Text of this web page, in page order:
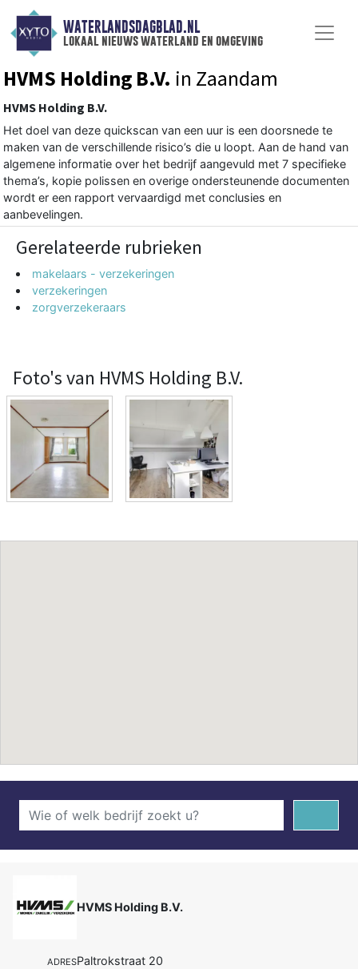
WATERLANDSDAGBLAD.NL
lokaal nieuws waterland en omgeving
HVMS Holding B.V. in Zaandam
HVMS Holding B.V.
Het doel van deze quickscan van een uur is een doorsnede te
maken van de verschillende risico’s die u loopt. Aan de hand van
algemene informatie over het bedrijf aangevuld met 7 specifieke
thema’s, kopie polissen en overige ondersteunende documenten
wordt er een rapport vervaardigd met conclusies en
aanbevelingen.
Gerelateerde rubrieken
makelaars - verzekeringen
verzekeringen
zorgverzekeraars
Foto's van HVMS Holding B.V.
HVMS Holding B.V.
ADRESPaltrokstraat 20